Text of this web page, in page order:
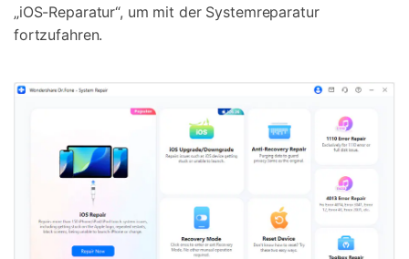
„iOS-Reparatur“, um mit der Systemreparatur
fortzufahren.